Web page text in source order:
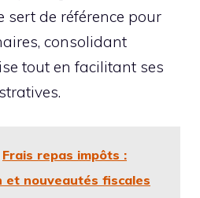
sert de référence pour
consolidant
tout en facilitant ses
Frais repas impôts :
et nouveautés fiscales